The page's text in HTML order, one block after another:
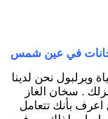
في عين شمس
ويرلبول نحن لدينا
. سخان الغاز
اعرف بأنك تتعامل